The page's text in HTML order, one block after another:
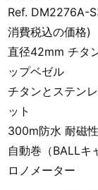
Ref. DM2276A-
消費税込の価格)
直径42mm チタ
ップベゼル
チタンとステン
ット
300m防水 耐磁
自動巻（BALLキ
ロノメーター